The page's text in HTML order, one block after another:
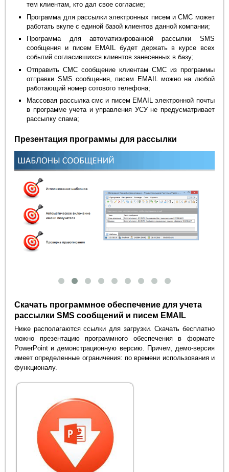
тем клиентам, кто дал свое согласие;
Программа для рассылки электронных писем и СМС может
работать вкупе с единой базой клиентов данной компании;
Программа для автоматизированной рассылки SMS
сообщения и писем EMAIL будет держать в курсе всех
событий согласившихся клиентов занесенных в базу;
Отправить СМС сообщение клиентам СМС из программы
отправки SMS сообщения, писем EMAIL можно на любой
работающий номер сотового телефона;
Массовая рассылка смс и писем EMAIL электронной почты
в программе учета и управления УСУ не предусматривает
рассылку спама;
Презентация программы для рассылки
Скачать программное обеспечение для учета
рассылки SMS сообщений и писем EMAIL
Ниже располагаются ссылки для загрузки. Скачать бесплатно
можно презентацию программного обеспечения в формате
PowerPoint и демонстрационную версию. Причем, демо-версия
имеет определенные ограничения: по времени использования и
функционалу.